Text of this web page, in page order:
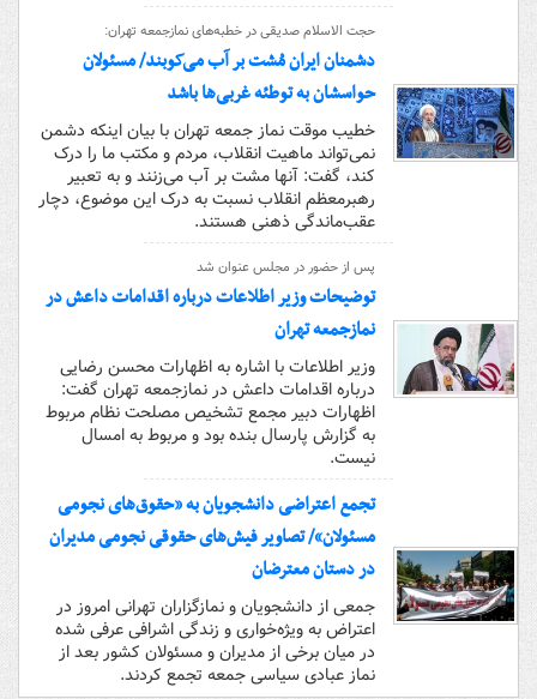
حجت الاسلام صدیقی در خطبه‌های نمازجمعه تهران:
دشمنان ایران مُشت بر آب می‌کوبند/ مسئولان
حواسشان به توطئه غربی‌ها باشد
خطیب موقت نماز جمعه تهران با بیان اینکه دشمن
نمی‌تواند ماهیت انقلاب، مردم و مکتب ما را درک
کند، گفت: آنها مشت بر آب می‌زنند و به تعبیر
رهبرمعظم انقلاب نسبت به درک این موضوع، دچار
عقب‌ماندگی ذهنی هستند.
پس از حضور در مجلس عنوان شد
توضیحات وزیر اطلاعات درباره اقدامات داعش در
نمازجمعه تهران
وزیر اطلاعات با اشاره به اظهارات محسن رضایی
درباره اقدامات داعش در نمازجمعه تهران گفت:
اظهارات دبیر مجمع تشخیص مصلحت نظام مربوط
به گزارش پارسال بنده بود و مربوط به امسال
نیست.
تجمع اعتراضی دانشجویان به «حقوق‌های نجومی
مسئولان»/ تصاویر فیش‌های حقوقی نجومی مدیران
در دستان معترضان
جمعی از دانشجویان و نمازگزاران تهرانی امروز در
اعتراض به ویژه‌خواری و زندگی اشرافی عرفی شده
در میان برخی از مدیران و مسئولان کشور بعد از
نماز عبادی سیاسی جمعه تجمع کردند.